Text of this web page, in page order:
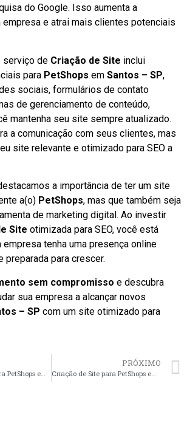
do Google. Isso aumenta a
e atrai mais clientes potenciais
serviço de Criação de Site inclui
para PetShops em Santos – SP,
sociais, formulários de contato
de gerenciamento de conteúdo,
mantenha seu site sempre atualizado.
a comunicação com seus clientes, mas
site relevante e otimizado para SEO a
a importância de ter um site
a(o) PetShops, mas que também seja
de marketing digital. Ao investir
Site otimizada para SEO, você está
empresa tenha uma presença online
para crescer.
sem compromisso e descubra
sua empresa a alcançar novos
– SP com um site otimizado para
PRÓXIMO
Criação de Site para PetShops em Niterói – RJ faça seu orçamento